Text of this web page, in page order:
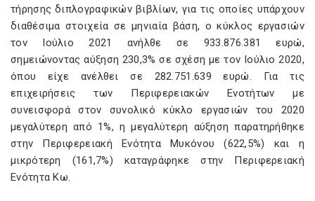
τήρησης διπλογραφικών βιβλίων, για τις οποίες υπάρχουν
διαθέσιμα στοιχεία σε μηνιαία βάση, ο κύκλος εργασιών
τον Ιούλιο 2021 ανήλθε σε 933.876.381 ευρώ,
σημειώνοντας αύξηση 230,3% σε σχέση με τον Ιούλιο 2020,
όπου είχε ανέλθει σε 282.751.639 ευρώ. Για τις
επιχειρήσεις των Περιφερειακών Ενοτήτων με
συνεισφορά στον συνολικό κύκλο εργασιών του 2020
μεγαλύτερη από 1%, η μεγαλύτερη αύξηση παρατηρήθηκε
στην Περιφερειακή Ενότητα Μυκόνου (622,5%) και η
μικρότερη (161,7%) καταγράφηκε στην Περιφερειακή
Ενότητα Κω.